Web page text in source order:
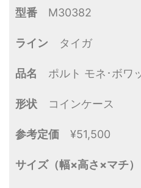
型番 M30382
ライン タイガ
品名 ポルト モネ･ボワ
形状 コインケース
参考定価 ¥51,500
サイズ（幅×高さ×マチ）